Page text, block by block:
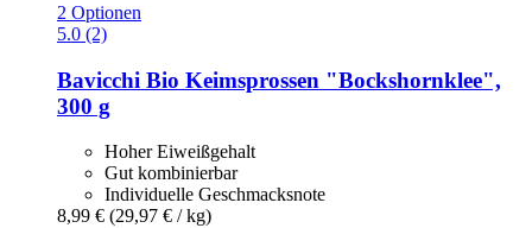
2 Optionen
5.0 (2)
Bavicchi Bio Keimsprossen "Bockshornklee",
300 g
Hoher Eiweißgehalt
Gut kombinierbar
Individuelle Geschmacksnote
8,99 € (29,97 € / kg)